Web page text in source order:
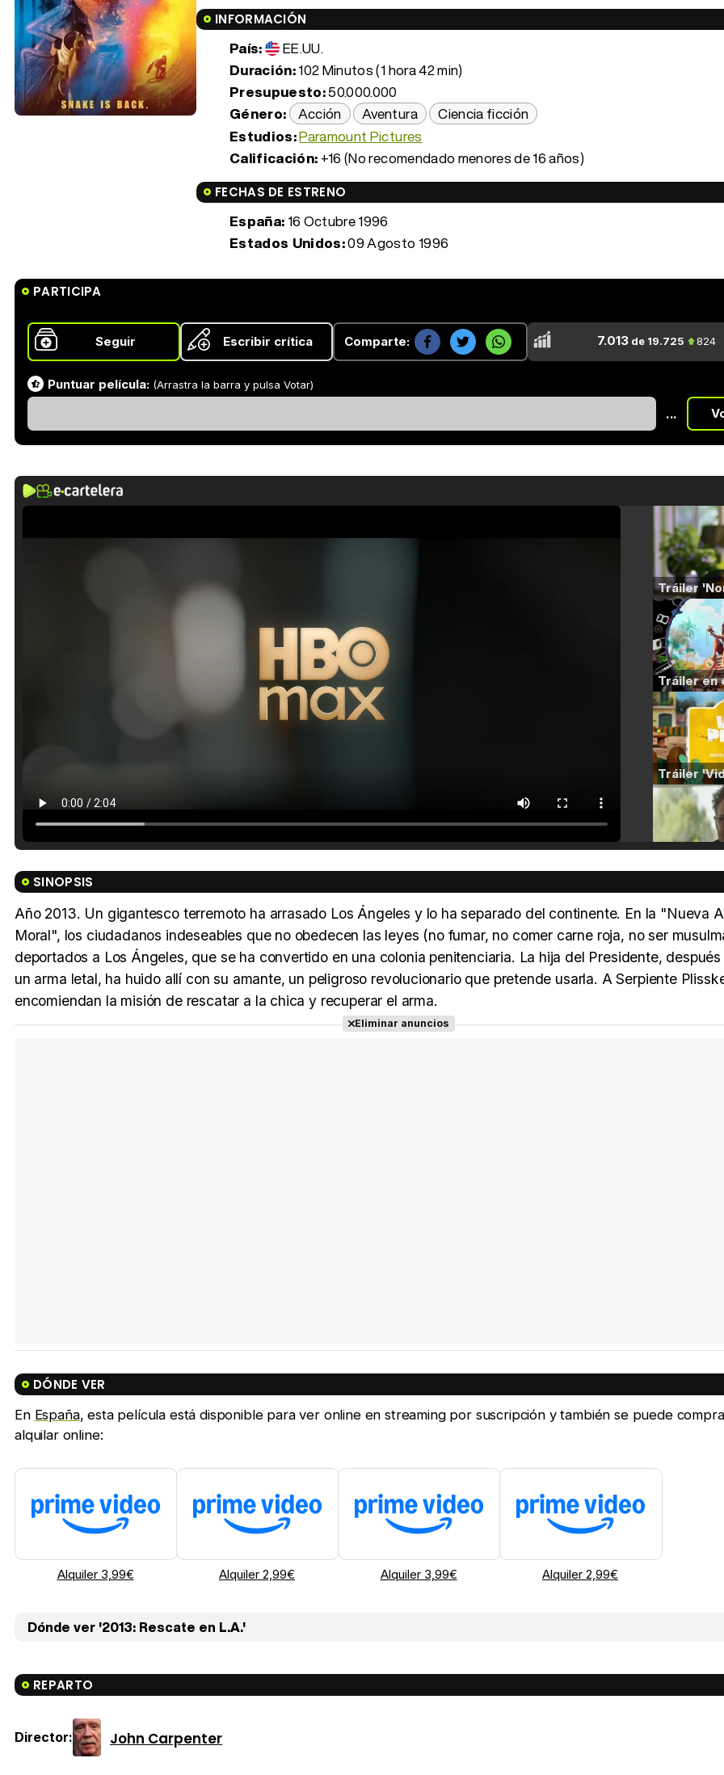
INFORMACIÓN
País:
EE.UU.
Duración:102 Minutos (1 hora 42 min)
Presupuesto:50.000.000
Género: Acción Aventura
Ciencia ficción
Estudios:Paramount Pictures
Calificación: +16 (No recomendado menores de 16 años)
FECHAS DE ESTRENO
España: 16 Octubre 1996
Estados Unidos:09 Agosto 1996
PARTICIPA
Seguir Escribir crítica Comparte: 7.013 de 19.725 824
Puntuar película: (Arrastra la barra y pulsa Votar)
...
SINOPSIS
Año 2013. Un gigantesco terremoto ha arrasado Los Ángeles y lo ha separado del continente. En la "Nueva
Moral", los ciudadanos indeseables que no obedecen las leyes (no fumar, no comer carne roja, no ser
deportados a Los Ángeles, que se ha convertido en una colonia penitenciaria. La hija del Presidente,
un arma letal, ha huido allí con su amante, un peligroso revolucionario que pretende usarla. A Serpiente
encomiendan la misión de rescatar a la chica y recuperar el arma.
Eliminar anuncios
DÓNDE VER
En España, esta película está disponible para ver online en streaming por suscripción y también se puede
alquilar online:
Alquiler 3,99€ Alquiler 2,99€ Alquiler 3,99€ Alquiler 2,99€
Dónde ver '2013: Rescate en L.A.'
REPARTO
Director: John Carpenter